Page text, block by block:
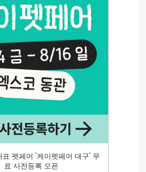
표 펫페어 '케이펫페어 대구' 무
료 사전등록 오픈